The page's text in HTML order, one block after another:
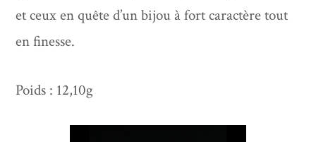
et ceux en quête d’un bijou à fort caractère tout
en finesse.
Poids : 12,10g